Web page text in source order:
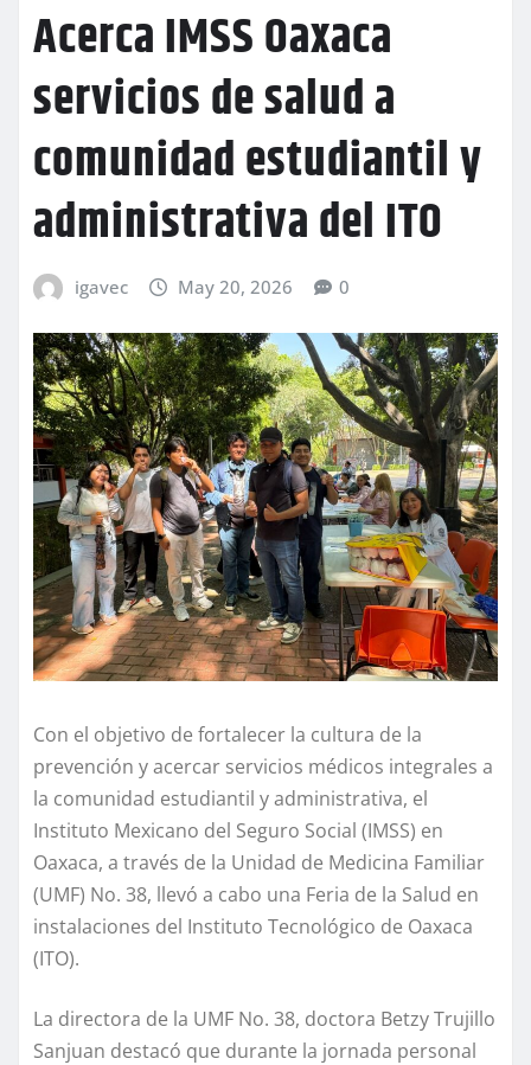
Acerca IMSS Oaxaca
servicios de salud a
comunidad estudiantil y
administrativa del ITO
igavec May 20, 2026 0
Con el objetivo de fortalecer la cultura de la
prevención y acercar servicios médicos integrales a
la comunidad estudiantil y administrativa, el
Instituto Mexicano del Seguro Social (IMSS) en
Oaxaca, a través de la Unidad de Medicina Familiar
(UMF) No. 38, llevó a cabo una Feria de la Salud en
instalaciones del Instituto Tecnológico de Oaxaca
(ITO).
La directora de la UMF No. 38, doctora Betzy Trujillo
Sanjuan destacó que durante la jornada personal